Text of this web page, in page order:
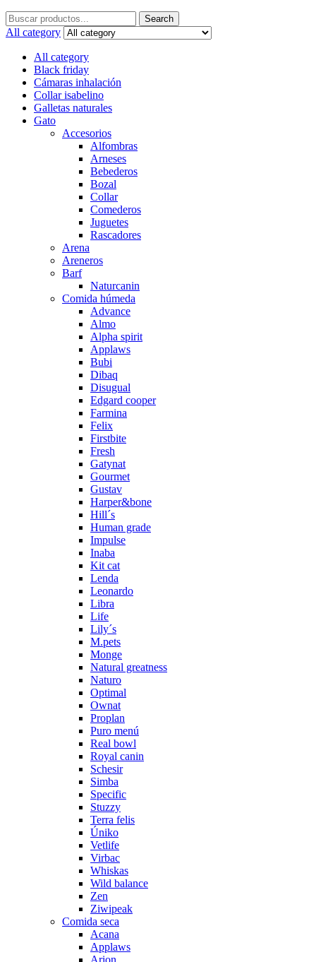
Search
for:
Search
All category
All category
Black friday
Cámaras inhalación
Collar isabelino
Galletas naturales
Gato
Accesorios
Alfombras
Arneses
Bebederos
Bozal
Collar
Comederos
Juguetes
Rascadores
Arena
Areneros
Barf
Naturcanin
Comida húmeda
Advance
Almo
Alpha spirit
Applaws
Bubi
Dibaq
Disugual
Edgard cooper
Farmina
Felix
Firstbite
Fresh
Gatynat
Gourmet
Gustav
Harper&bone
Hill´s
Human grade
Impulse
Inaba
Kit cat
Lenda
Leonardo
Libra
Life
Lily´s
M.pets
Monge
Natural greatness
Naturo
Optimal
Ownat
Proplan
Puro menú
Real bowl
Royal canin
Schesir
Simba
Specific
Stuzzy
Terra felis
Úniko
Vetlife
Virbac
Whiskas
Wild balance
Zen
Ziwipeak
Comida seca
Acana
Applaws
Arion